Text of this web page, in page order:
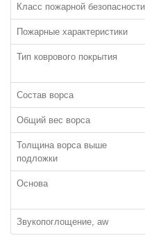
ПО КЛАССУ:
32 класс
34 класс
ЧАСТО ИЩУТ:
С фаской
Толщиной 12мм
Класса пожарной
Класс пожарной безопасности
Пожарные характеристики
Тип коврового покрытия
Состав ворса
Общий вес ворса
Толщина ворса выше
подложки
Основа
Звукопоглощение, aw